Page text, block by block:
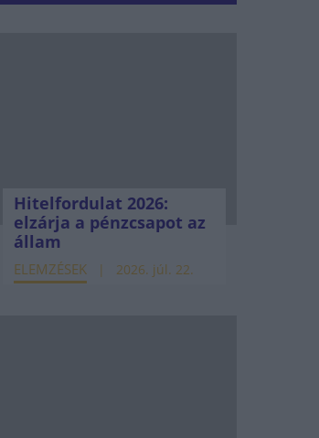
Hitelfordulat 2026:
elzárja a pénzcsapot az
állam
ELEMZÉSEK 2026. júl. 22.